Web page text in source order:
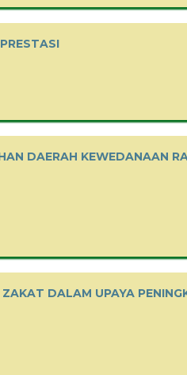
DAERAH KEWEDANAAN
DALAM UPAYA